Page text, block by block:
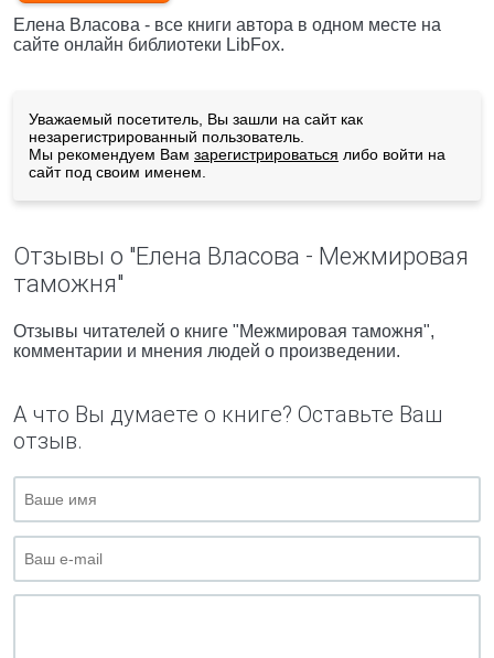
Елена Власова - все книги автора в одном месте на
сайте онлайн библиотеки LibFox.
Уважаемый посетитель, Вы зашли на сайт как
незарегистрированный пользователь.
Мы рекомендуем Вам зарегистрироваться либо войти на
сайт под своим именем.
Отзывы о "Елена Власова - Межмировая
таможня"
Отзывы читателей о книге "Межмировая таможня",
комментарии и мнения людей о произведении.
А что Вы думаете о книге? Оставьте Ваш
отзыв.